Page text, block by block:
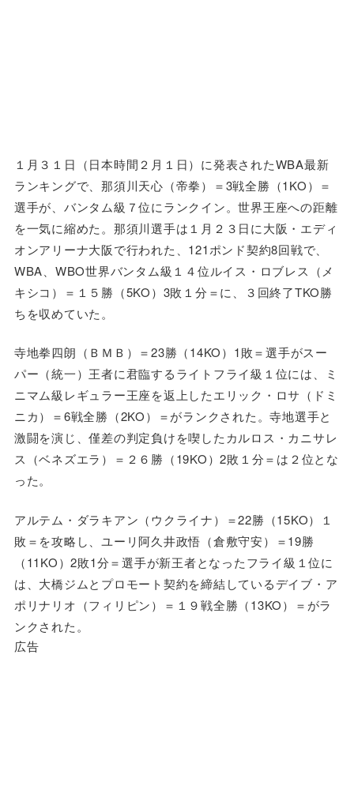
１月３１日（日本時間２月１日）に発表されたWBA最新
ランキングで、那須川天心（帝拳）＝3戦全勝（1KO）＝
選手が、バンタム級７位にランクイン。世界王座への距離
を一気に縮めた。那須川選手は１月２３日に大阪・エディ
オンアリーナ大阪で行われた、121ポンド契約8回戦で、
WBA、WBO世界バンタム級１４位ルイス・ロブレス（メ
キシコ）＝１５勝（5KO）3敗１分＝に、３回終了TKO勝
ちを収めていた。
寺地拳四朗（ＢＭＢ）＝23勝（14KO）1敗＝選手がスー
パー（統一）王者に君臨するライトフライ級１位には、ミ
ニマム級レギュラー王座を返上したエリック・ロサ（ドミ
ニカ）＝6戦全勝（2KO）＝がランクされた。寺地選手と
激闘を演じ、僅差の判定負けを喫したカルロス・カニサレ
ス（ベネズエラ）＝２６勝（19KO）2敗１分＝は２位とな
った。
アルテム・ダラキアン（ウクライナ）＝22勝（15KO）１
敗＝を攻略し、ユーリ阿久井政悟（倉敷守安）＝19勝
（11KO）2敗1分＝選手が新王者となったフライ級１位に
は、大橋ジムとプロモート契約を締結しているデイブ・ア
ポリナリオ（フィリピン）＝１９戦全勝（13KO）＝がラ
ンクされた。
広告